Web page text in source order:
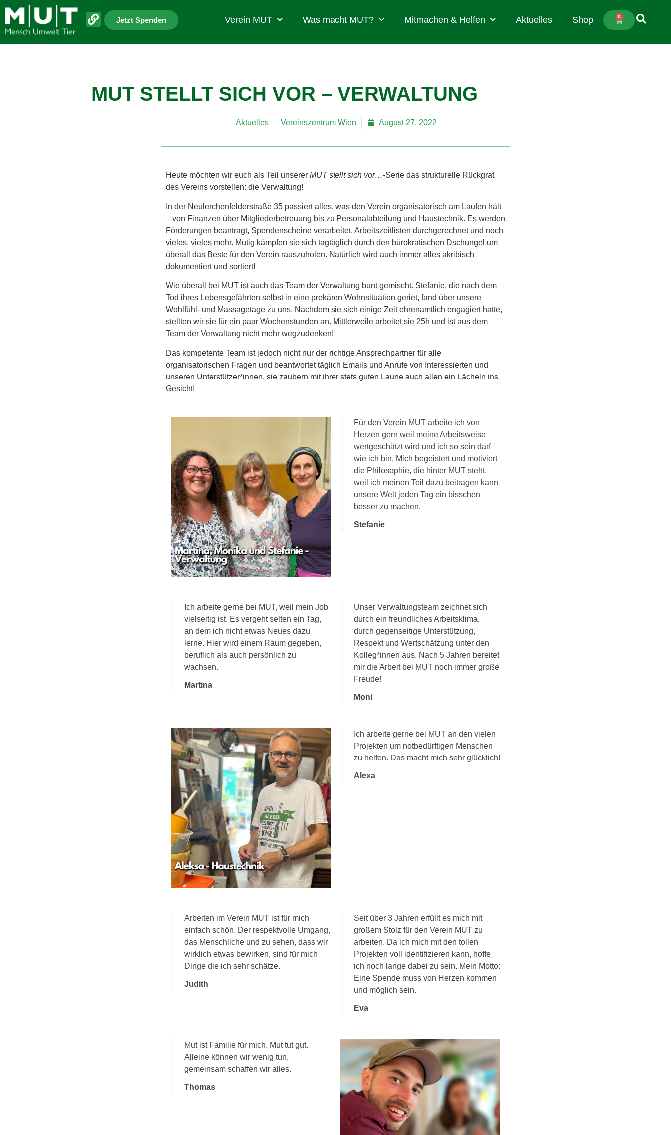
Jetzt Spenden Verein MUT Was macht MUT? Mitmachen & Helfen Aktuelles Shop 0
MUT STELLT SICH VOR – VERWALTUNG
Aktuelles Vereinszentrum Wien August 27, 2022
Heute möchten wir euch als Teil unserer MUT stellt sich vor…-Serie das strukturelle Rückgrat
des Vereins vorstellen: die Verwaltung!
In der Neulerchenfelderstraße 35 passiert alles, was den Verein organisatorisch am Laufen hält
– von Finanzen über Mitgliederbetreuung bis zu Personalabteilung und Haustechnik. Es werden
Förderungen beantragt, Spendenscheine verarbeitet, Arbeitszeitlisten durchgerechnet und noch
vieles, vieles mehr. Mutig kämpfen sie sich tagtäglich durch den bürokratischen Dschungel um
überall das Beste für den Verein rauszuholen. Natürlich wird auch immer alles akribisch
dokumentiert und sortiert!
Wie überall bei MUT ist auch das Team der Verwaltung bunt gemischt. Stefanie, die nach dem
Tod ihres Lebensgefährten selbst in eine prekären Wohnsituation geriet, fand über unsere
Wohlfühl- und Massagetage zu uns. Nachdem sie sich einige Zeit ehrenamtlich engagiert hatte,
stellten wir sie für ein paar Wochenstunden an. Mittlerweile arbeitet sie 25h und ist aus dem
Team der Verwaltung nicht mehr wegzudenken!
Das kompetente Team ist jedoch nicht nur der richtige Ansprechpartner für alle
organisatorischen Fragen und beantwortet täglich Emails und Anrufe von Interessierten und
unseren Unterstützer*innen, sie zaubern mit ihrer stets guten Laune auch allen ein Lächeln ins
Gesicht!
Für den Verein MUT arbeite ich von
Herzen gern weil meine Arbeitsweise
wertgeschätzt wird und ich so sein darf
wie ich bin. Mich begeistert und motiviert
die Philosophie, die hinter MUT steht,
weil ich meinen Teil dazu beitragen kann
unsere Welt jeden Tag ein bisschen
besser zu machen.
Stefanie
Ich arbeite gerne bei MUT, weil mein Job
vielseitig ist. Es vergeht selten ein Tag,
an dem ich nicht etwas Neues dazu
lerne. Hier wird einem Raum gegeben,
beruflich als auch persönlich zu
wachsen.
Martina
Unser Verwaltungsteam zeichnet sich
durch ein freundliches Arbeitsklima,
durch gegenseitige Unterstützung,
Respekt und Wertschätzung unter den
Kolleg*innen aus. Nach 5 Jahren bereitet
mir die Arbeit bei MUT noch immer große
Freude!
Moni
Ich arbeite gerne bei MUT an den vielen
Projekten um notbedürftigen Menschen
zu helfen. Das macht mich sehr glücklich!
Alexa
Arbeiten im Verein MUT ist für mich
einfach schön. Der respektvolle Umgang,
das Menschliche und zu sehen, dass wir
wirklich etwas bewirken, sind für mich
Dinge die ich sehr schätze.
Judith
Seit über 3 Jahren erfüllt es mich mit
großem Stolz für den Verein MUT zu
arbeiten. Da ich mich mit den tollen
Projekten voll identifizieren kann, hoffe
ich noch lange dabei zu sein. Mein Motto:
Eine Spende muss von Herzen kommen
und möglich sein.
Eva
Mut ist Familie für mich. Mut tut gut.
Alleine können wir wenig tun,
gemeinsam schaffen wir alles.
Thomas